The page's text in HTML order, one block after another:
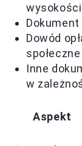
Dowód
społeczne
Inne
w
Aspekt